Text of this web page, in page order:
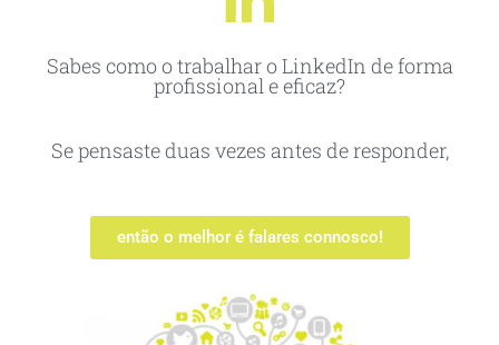
Sabes como o trabalhar o LinkedIn de forma
profissional e eficaz?
Se pensaste duas vezes antes de responder,
então o melhor é falares connosco!